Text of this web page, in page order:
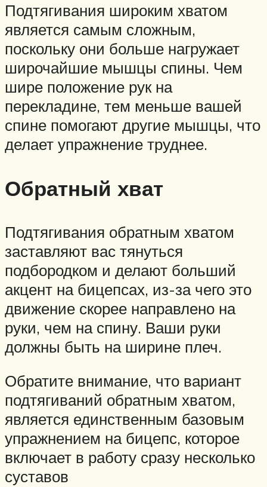
Подтягивания широким хватом
является самым сложным,
поскольку они больше нагружает
широчайшие мышцы спины. Чем
шире положение рук на
перекладине, тем меньше вашей
спине помогают другие мышцы, что
делает упражнение труднее.
Обратный хват
Подтягивания обратным хватом
заставляют вас тянуться
подбородком и делают больший
акцент на бицепсах, из-за чего это
движение скорее направлено на
руки, чем на спину. Ваши руки
должны быть на ширине плеч.
Обратите внимание, что вариант
подтягиваний обратным хватом,
является единственным базовым
упражнением на бицепс, которое
включает в работу сразу несколько
суставов